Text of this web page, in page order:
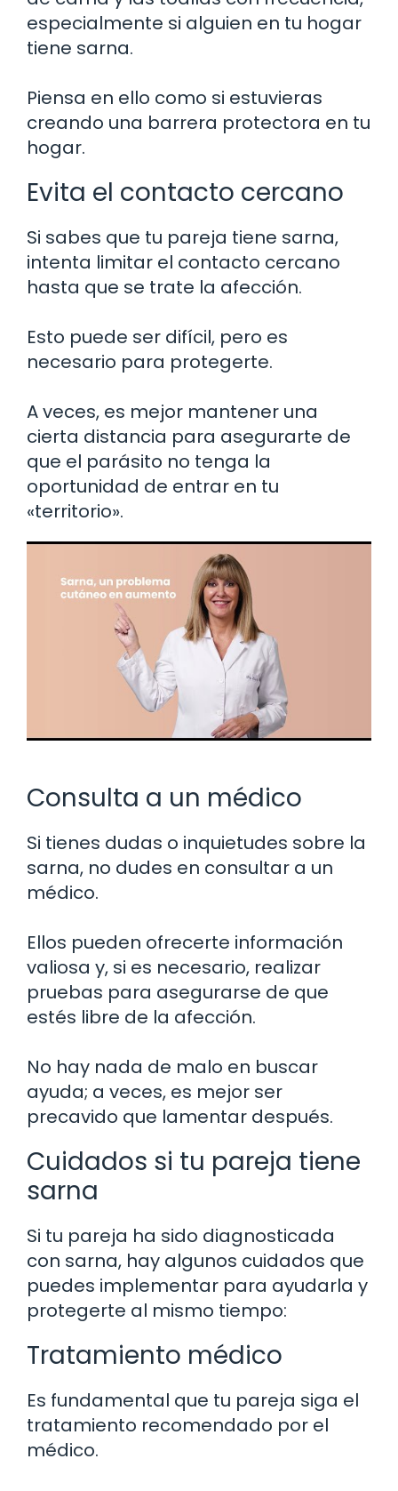
especialmente si alguien en tu hogar
tiene sarna.
Piensa en ello como si estuvieras
creando una barrera protectora en tu
hogar.
Evita el contacto cercano
Si sabes que tu pareja tiene sarna,
intenta limitar el contacto cercano
hasta que se trate la afección.
Esto puede ser difícil, pero es
necesario para protegerte.
A veces, es mejor mantener una
cierta distancia para asegurarte de
que el parásito no tenga la
oportunidad de entrar en tu
«territorio».
Consulta a un médico
Si tienes dudas o inquietudes sobre la
sarna, no dudes en consultar a un
médico.
Ellos pueden ofrecerte información
valiosa y, si es necesario, realizar
pruebas para asegurarse de que
estés libre de la afección.
No hay nada de malo en buscar
ayuda; a veces, es mejor ser
precavido que lamentar después.
Cuidados si tu pareja tiene
sarna
Si tu pareja ha sido diagnosticada
con sarna, hay algunos cuidados que
puedes implementar para ayudarla y
protegerte al mismo tiempo:
Tratamiento médico
Es fundamental que tu pareja siga el
tratamiento recomendado por el
médico.